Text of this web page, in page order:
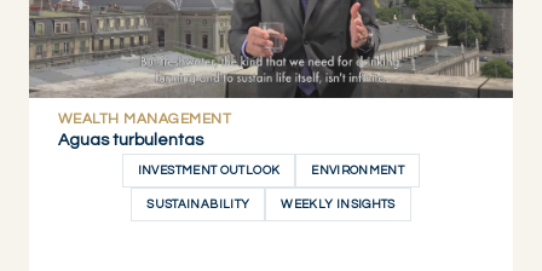
WEALTH MANAGEMENT
Aguas turbulentas
INVESTMENT OUTLOOK ENVIRONMENT
SUSTAINABILITY WEEKLY INSIGHTS